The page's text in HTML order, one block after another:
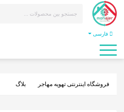
فارسی
فروشگاه اینترنتی تهویه مهاجر بلاگ